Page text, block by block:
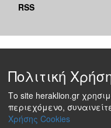
RSS
Πολιτική
Το site heraklion.gr
περιεχόμενο,
Χρήσης Cookies